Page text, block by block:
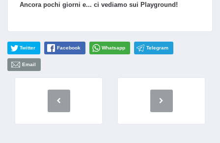
Ancora pochi giorni e... ci vediamo sui Playground!
Twitter Facebook Whatsapp Telegram
Email